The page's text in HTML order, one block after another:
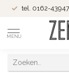
tel. 0162-
MENU